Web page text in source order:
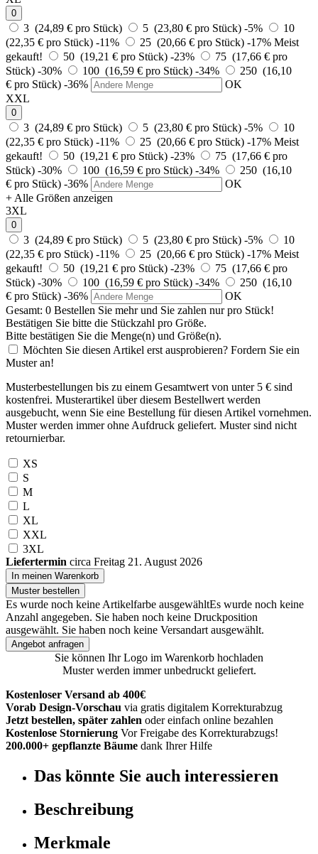
0
3 (24,89 € pro Stück) 5 (23,80 € pro Stück) -5%
10
(22,35 € pro Stück) -11% 25 (20,66 € pro Stück) -17% Meist
gekauft!
50 (19,21 € pro Stück) -23%
75 (17,66 € pro
Stück) -30% 100 (16,59 € pro Stück) -34%
250 (16,10
€ pro Stück) -36%
OK
XXL
0
3 (24,89 € pro Stück) 5 (23,80 € pro Stück) -5%
10
(22,35 € pro Stück) -11% 25 (20,66 € pro Stück) -17% Meist
gekauft!
50 (19,21 € pro Stück) -23%
75 (17,66 € pro
Stück) -30% 100 (16,59 € pro Stück) -34%
250 (16,10
€ pro Stück) -36%
OK
+ Alle Größen anzeigen
3XL
0
3 (24,89 € pro Stück) 5 (23,80 € pro Stück) -5%
10
(22,35 € pro Stück) -11% 25 (20,66 € pro Stück) -17% Meist
gekauft!
50 (19,21 € pro Stück) -23%
75 (17,66 € pro
Stück) -30% 100 (16,59 € pro Stück) -34%
250 (16,10
€ pro Stück) -36%
OK
Gesamt: 0 Bestellen Sie mehr und Sie zahlen nurpro Stück!
Bestätigen Sie bitte die Stückzahl pro Größe.
Bitte bestätigen Sie die Menge(n) und Größe(n).
Möchten Sie diesen Artikel erst ausprobieren? Fordern Sie ein
Muster an!
Musterbestellungen bis zu einem Gesamtwert von unter 5 € sind
kostenfrei. Musterartikel über diesem Bestellwert werden
ausgebucht, wenn Sie eine Bestellung für diesen Artikel vornehmen.
Muster werden immer ohne Aufdruck geliefert. Muster sind nicht
retournierbar.
XS
S
M
L
XL
XXL
3XL
Liefertermin circa Freitag 21. August 2026
In meinen Warenkorb
Muster bestellen
Es wurde noch keine Artikelfarbe ausgewähltEs wurde noch keine
Anzahl angegeben. Sie haben noch keine Druckposition
ausgewählt. Sie haben noch keine Versandart ausgewählt.
Angebot anfragen
Sie können Ihr Logo im Warenkorb hochladen
Muster werden immer unbedruckt geliefert.
Kostenloser Versand ab 400€
Vorab Design-Vorschau via gratis digitalem Korrekturabzug
Jetzt bestellen, später zahlen oder einfach online bezahlen
Kostenlose Stornierung Vor Freigabe des Korrekturabzugs!
200.000+ gepflanzte Bäume dank Ihrer Hilfe
Das könnte Sie auch interessieren
Beschreibung
Merkmale